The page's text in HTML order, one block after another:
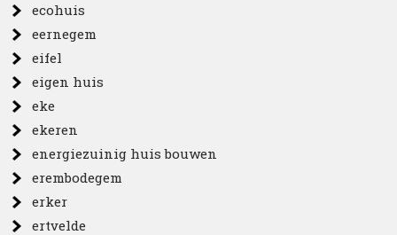
ecohuis
eernegem
eifel
eigen huis
eke
ekeren
energiezuinig huis bouwen
erembodegem
erker
ertvelde